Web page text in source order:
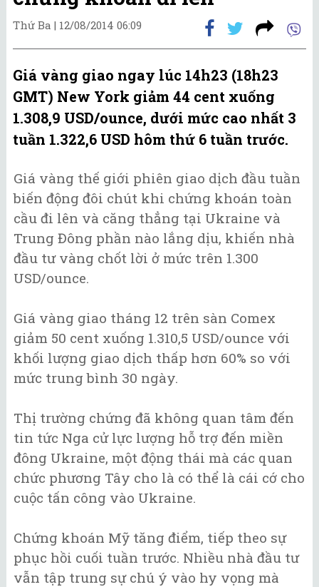
Thứ Ba | 12/08/2014 06:09
Giá vàng giao ngay lúc 14h23 (18h23
GMT) New York giảm 44 cent xuống
1.308,9 USD/ounce, dưới mức cao nhất 3
tuần 1.322,6 USD hôm thứ 6 tuần trước.
Giá vàng thế giới phiên giao dịch đầu tuần
biến động đôi chút khi chứng khoán toàn
cầu đi lên và căng thẳng tại Ukraine và
Trung Đông phần nào lắng dịu, khiến nhà
đầu tư vàng chốt lời ở mức trên 1.300
USD/ounce.
Giá vàng giao tháng 12 trên sàn Comex
giảm 50 cent xuống 1.310,5 USD/ounce với
khối lượng giao dịch thấp hơn 60% so với
mức trung bình 30 ngày.
Thị trường chứng đã không quan tâm đến
tin tức Nga cử lực lượng hỗ trợ đến miền
đông Ukraine, một động thái mà các quan
chức phương Tây cho là có thể là cái cớ cho
cuộc tấn công vào Ukraine.
Chứng khoán Mỹ tăng điểm, tiếp theo sự
phục hồi cuối tuần trước. Nhiều nhà đầu tư
vẫn tập trung sự chú ý vào hy vọng mà